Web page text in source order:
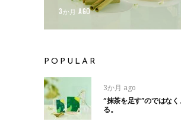
3か月 AGO
POPULAR
3か月 ago
“抹茶を足す”のではな
る。